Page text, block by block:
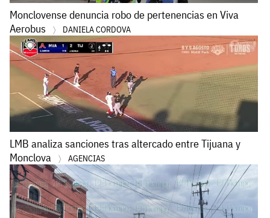
Monclovense denuncia robo de pertenencias en Viva
Aerobus
DANIELA CORDOVA
LMB analiza sanciones tras altercado entre Tijuana y
Monclova
AGENCIAS